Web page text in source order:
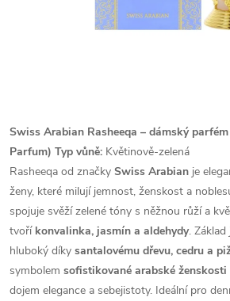
Swiss Arabian Rasheeqa – dámský
Parfum) Typ vůně: Květinově-zelená
Rasheeqa od značky Swiss Arabian je
ženy, které milují jemnost, ženskost a
spojuje svěží zelené tóny s něžnou růží a
tvoří konvalinka, jasmín a aldehydy.
hluboký díky santalovému dřevu, cedru a
symbolem sofistikované arabské ženskosti
dojem elegance a sebejistoty. Ideální pro